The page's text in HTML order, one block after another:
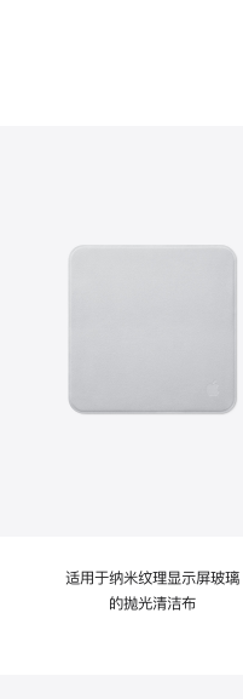
适用于纳米纹理显示屏玻璃
的抛光清洁布